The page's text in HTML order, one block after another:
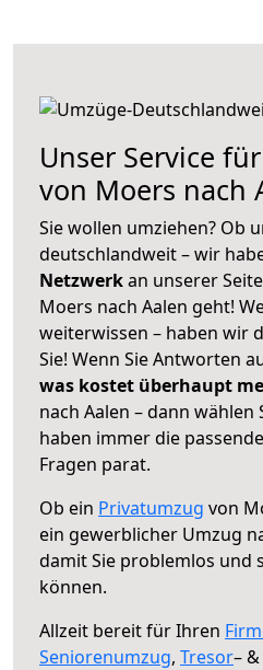
Unser Service
von Moers nach
Sie wollen umziehen? Ob
deutschlandweit – wir
Netzwerkan unserer
Moers nach Aalen geht!
weiterwissen – haben wir
Sie! Wenn Sie Antworten
was kostet überhaupt
nach Aalen – dann wählen
haben immer die
Fragen parat.
Ob ein Privatumzug von
ein gewerblicher Umzug
damit Sie problemlos und
können.
Allzeit bereit für Ihren
Seniorenumzug, Tresor– &